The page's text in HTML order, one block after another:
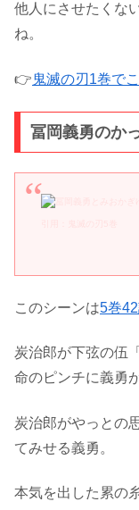
他人にさせたくな
ね。
👉鬼滅の刃1巻で
冨岡義勇のか
このシーンは5巻
炭治郎が下弦の伍
命のピンチに義勇
炭治郎がやっとの
てみせる義勇。
本気を出した累の